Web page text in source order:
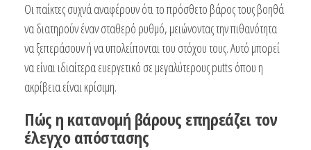
Οι παίκτες συχνά αναφέρουν ότι το πρόσθετο βάρος τους βοηθά
να διατηρούν έναν σταθερό ρυθμό, μειώνοντας την πιθανότητα
να ξεπεράσουν ή να υπολείπονται του στόχου τους. Αυτό μπορεί
να είναι ιδιαίτερα ευεργετικό σε μεγαλύτερους putts όπου η
ακρίβεια είναι κρίσιμη.
Πώς η κατανομή βάρους επηρεάζει τον
έλεγχο απόστασης